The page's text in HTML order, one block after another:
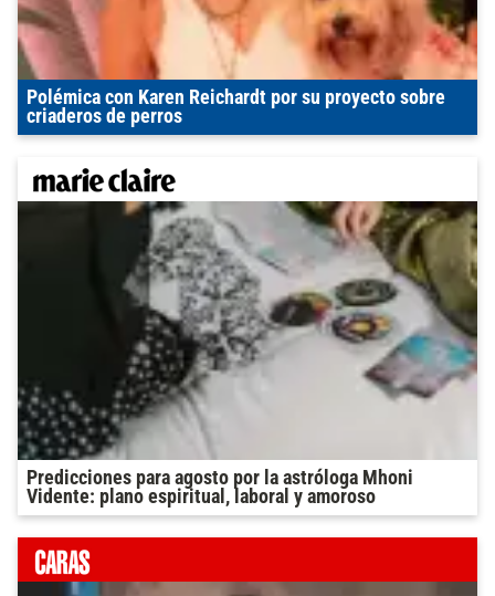
Polémica con Karen Reichardt por su proyecto sobre
criaderos de perros
Predicciones para agosto por la astróloga Mhoni
Vidente: plano espiritual, laboral y amoroso